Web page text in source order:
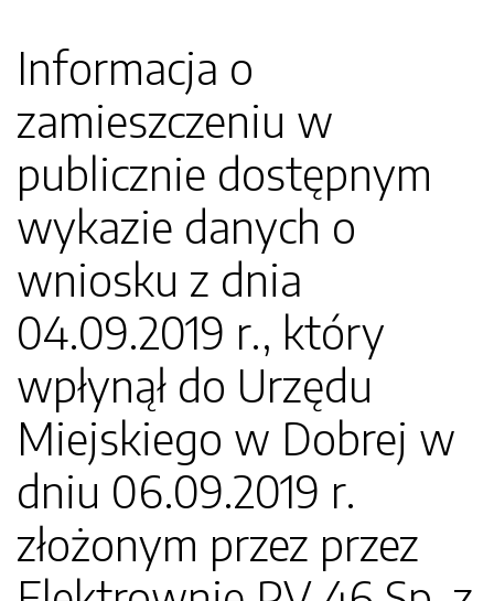
Informacja o
zamieszczeniu w
publicznie dostępnym
wykazie danych o
wniosku z dnia
04.09.2019 r., który
wpłynął do Urzędu
Miejskiego w Dobrej w
dniu 06.09.2019 r.
złożonym przez przez